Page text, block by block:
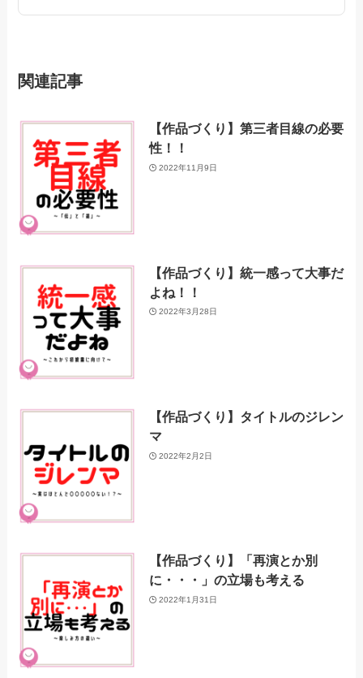
関連記事
【作品づくり】第三者目線の必要
性！！
2022年11月9日
【作品づくり】統一感って大事だ
よね！！
2022年3月28日
【作品づくり】タイトルのジレン
マ
2022年2月2日
【作品づくり】「再演とか別
に・・・」の立場も考える
2022年1月31日